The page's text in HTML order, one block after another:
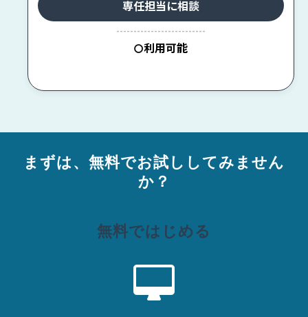
専任担当に相談
--------------------------
〇利用可能
まずは、無料でお試ししてみません
か？
無料ではじめる